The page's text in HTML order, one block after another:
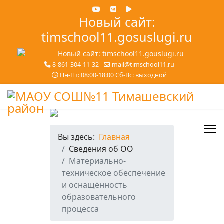
Новый сайт:
timschool11.gosuslugi.ru
8-861-304-11-32
mail@timschool11.ru
Пн-Пт: 08:00-18:00 Сб-Вс: выходной
Вы здесь: Главная
Сведения об ОО
Материально-
техническое обеспечение
и оснащённость
образовательного
процесса